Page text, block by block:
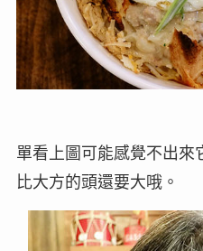
單看上圖可能感覺不出來
比大方的頭還要大哦。